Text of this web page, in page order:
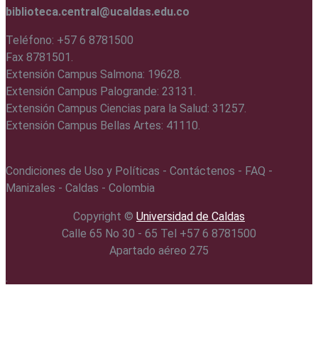
biblioteca.central@ucaldas.edu.co
Teléfono: +57 6 8781500
Fax 8781501.
Extensión Campus Salmona: 19628.
Extensión Campus Palogrande: 23131.
Extensión Campus Ciencias para la Salud: 31257.
Extensión Campus Bellas Artes: 41110.
Condiciones de Uso y Políticas - Contáctenos - FAQ -
Manizales - Caldas - Colombia
Copyright ©️ Universidad de Caldas
Calle 65 No 30 - 65 Tel +57 6 8781500
Apartado aéreo 275